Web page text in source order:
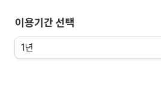
이용기간 선택